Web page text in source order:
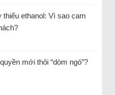
ethanol: Vì sao cam
mới thôi “dòm ngó”?